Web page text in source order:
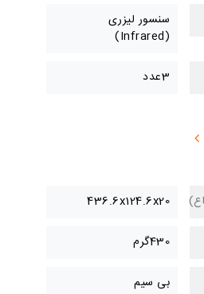
سنسور لیزری
(Infrared)
3عدد
436.6x124.6x20
430گرم
بی سیم